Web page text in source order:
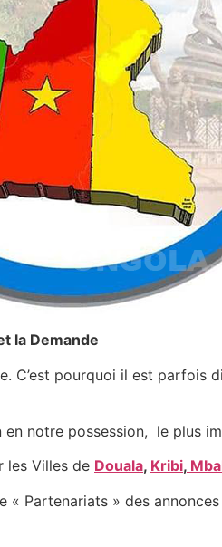
la Demande
C’est pourquoi il est
en notre possession, le plus
les Villes de Douala, Kribi,
Partenariats » des